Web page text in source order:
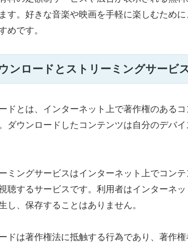
す。好きな音楽や映画を手軽に楽しむため
めです。
ンロードとストリーミングサービ
ドとは、インターネット上で著作権のある
ダウンロードしたコンテンツは自分のデバ
ミングサービスはインターネット上でコン
聴するサービスです。利用者はインターネ
し、保存することはありません。
ドは著作権法に抵触する行為であり、著作